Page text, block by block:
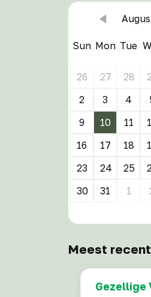
Sun Mon Tue
26 27 28
2
3 4
9
10 11
16
17 18
23
24 25
30
31 1
Meest
Gezellige